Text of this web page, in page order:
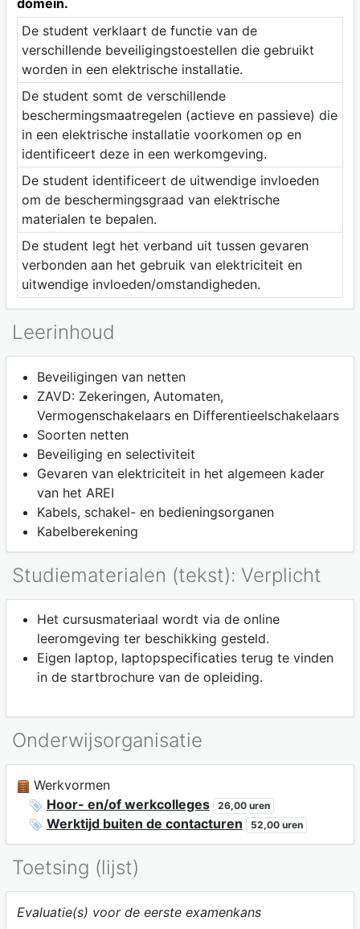
domein.
De student verklaart de functie van de
verschillende beveiligingstoestellen die gebruikt
worden in een elektrische installatie.
De student somt de verschillende
beschermingsmaatregelen (actieve en passieve) die
in een elektrische installatie voorkomen op en
identificeert deze in een werkomgeving.
De student identificeert de uitwendige invloeden
om de beschermingsgraad van elektrische
materialen te bepalen.
De student legt het verband uit tussen gevaren
verbonden aan het gebruik van elektriciteit en
uitwendige invloeden/omstandigheden.
Leerinhoud
Beveiligingen van netten
ZAVD: Zekeringen, Automaten,
Vermogenschakelaars en Differentieelschakelaars
Soorten netten
Beveiliging en selectiviteit
Gevaren van elektriciteit in het algemeen kader
van het AREI
Kabels, schakel- en bedieningsorganen
Kabelberekening
Studiematerialen (tekst): Verplicht
Het cursusmateriaal wordt via de online
leeromgeving ter beschikking gesteld.
Eigen laptop, laptopspecificaties terug te vinden
in de startbrochure van de opleiding.
Onderwijsorganisatie
Werkvormen
Hoor- en/of werkcolleges
26,00 uren
Werktijd buiten de contacturen 52,00 uren
Toetsing (lijst)
Evaluatie(s) voor de eerste examenkans